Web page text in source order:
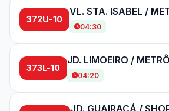
372U-10
04:30
373L-10
04:20